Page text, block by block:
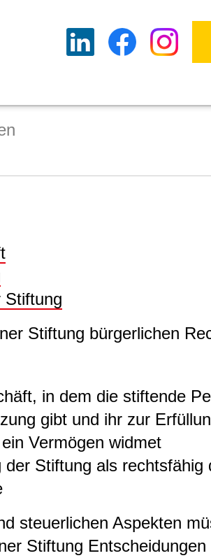
Stiftung
Stiftung bürgerlichen
in dem die stiftende
gibt und ihr zur
Vermögen widmet
der Stiftung als rechtsfähig
steuerlichen Aspekten
Stiftung Entscheidungen